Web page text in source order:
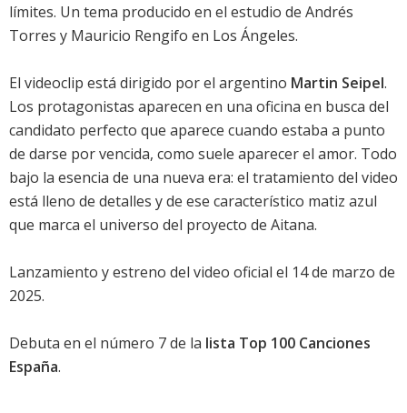
límites. Un tema producido en el estudio de Andrés
Torres y Mauricio Rengifo en Los Ángeles.
El videoclip está dirigido por el argentino Martin Seipel.
Los protagonistas aparecen en una oficina en busca del
candidato perfecto que aparece cuando estaba a punto
de darse por vencida, como suele aparecer el amor. Todo
bajo la esencia de una nueva era: el tratamiento del video
está lleno de detalles y de ese característico matiz azul
que marca el universo del proyecto de Aitana.
Lanzamiento y estreno del video oficial el 14 de marzo de
2025.
Debuta en el número 7de la lista Top 100 Canciones
España.